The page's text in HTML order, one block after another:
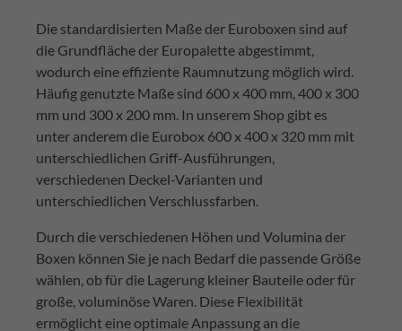
Die standardisierten Maße der Euroboxen sind auf
die Grundfläche der Europalette abgestimmt,
wodurch eine effiziente Raumnutzung möglich wird.
Häufig genutzte Maße sind 600 x 400 mm, 400 x 300
mm und 300 x 200 mm. In unserem Shop gibt es
unter anderem die Eurobox 600 x 400 x 320 mm mit
unterschiedlichen Griff-Ausführungen,
verschiedenen Deckel-Varianten und
unterschiedlichen Verschlussfarben.
Durch die verschiedenen Höhen und Volumina der
Boxen können Sie je nach Bedarf die passende Größe
wählen, ob für die Lagerung kleiner Bauteile oder für
große, voluminöse Waren. Diese Flexibilität
ermöglicht eine optimale Anpassung an die